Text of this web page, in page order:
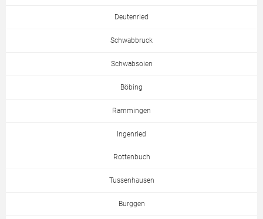
Deutenried
Schwabbruck
Schwabsoien
Böbing
Rammingen
Ingenried
Rottenbuch
Tussenhausen
Burggen